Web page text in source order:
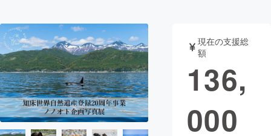
アート・写真 音楽
テクノロジー・ガジェット ゲーム・サ
映像・映画
現在の支援総
額
136,
000